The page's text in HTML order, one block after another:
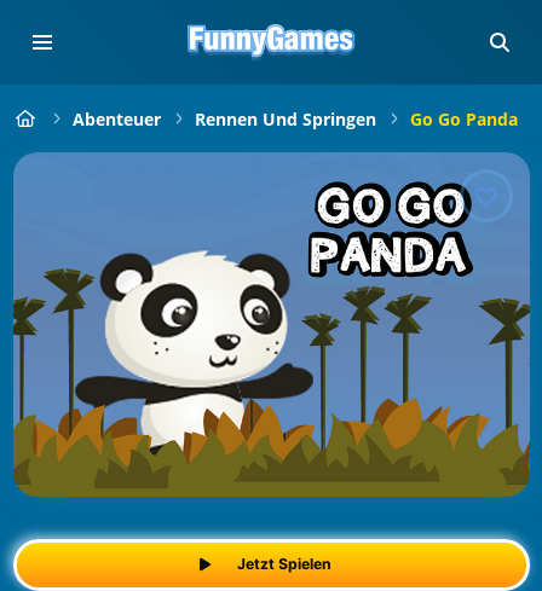
Abenteuer Rennen Und Springen Go Go Panda
Jetzt Spielen